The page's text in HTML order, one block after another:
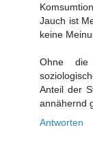
Jauch ist
keine
Ohne
Anteil der
annähernd
Antworten